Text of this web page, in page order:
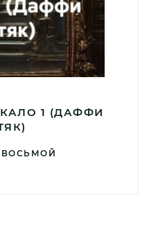
1 (ДАФФИ